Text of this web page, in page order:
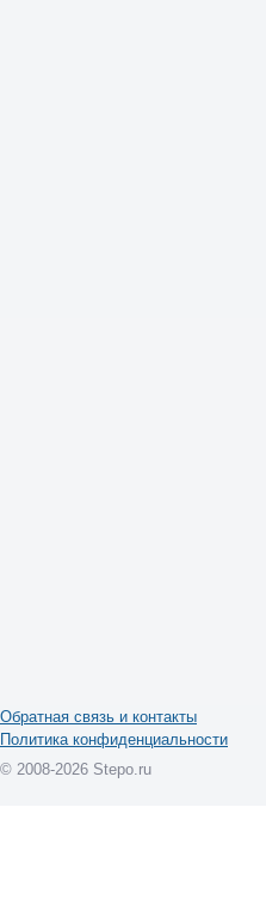
Обратная связь и контакты
Политика конфиденциальности
© 2008-2026 Stepo.ru